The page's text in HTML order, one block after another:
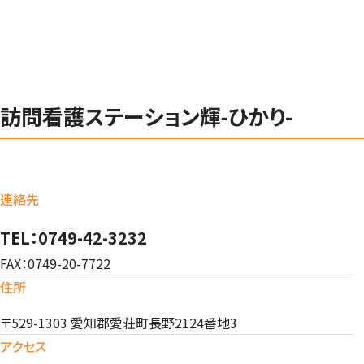
訪問看護ステーション輝-ひかり-
連絡先
TEL：0749-42-3232
FAX：0749-20-7722
住所
〒529-1303 愛知郡愛荘町長野2124番地3
アクセス